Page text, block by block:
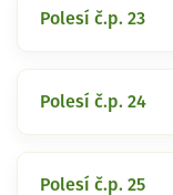
Polesí č.p. 23
Polesí č.p. 24
Polesí č.p. 25